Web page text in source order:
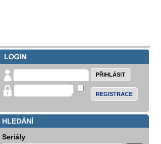
REGISTRACE
HLEDÁNÍ
Seriály